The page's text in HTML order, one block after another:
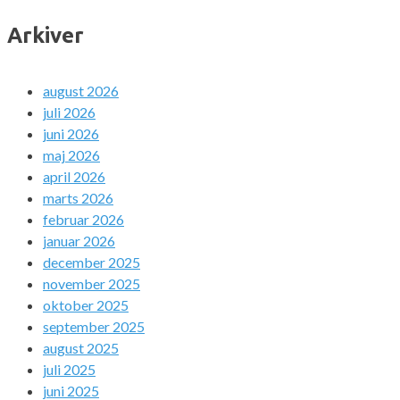
Arkiver
august 2026
juli 2026
juni 2026
maj 2026
april 2026
marts 2026
februar 2026
januar 2026
december 2025
november 2025
oktober 2025
september 2025
august 2025
juli 2025
juni 2025